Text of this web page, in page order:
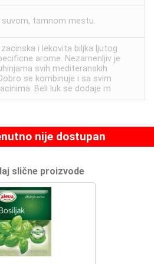
suvom, tamnom mestu.
zacinska i lekovita biljka ljutog
arome. Nezamenljiv je
svih mediteranskih
se kombinuje i sa svim
Beli luk se dodaje m
nije dostupan
slične proizvode